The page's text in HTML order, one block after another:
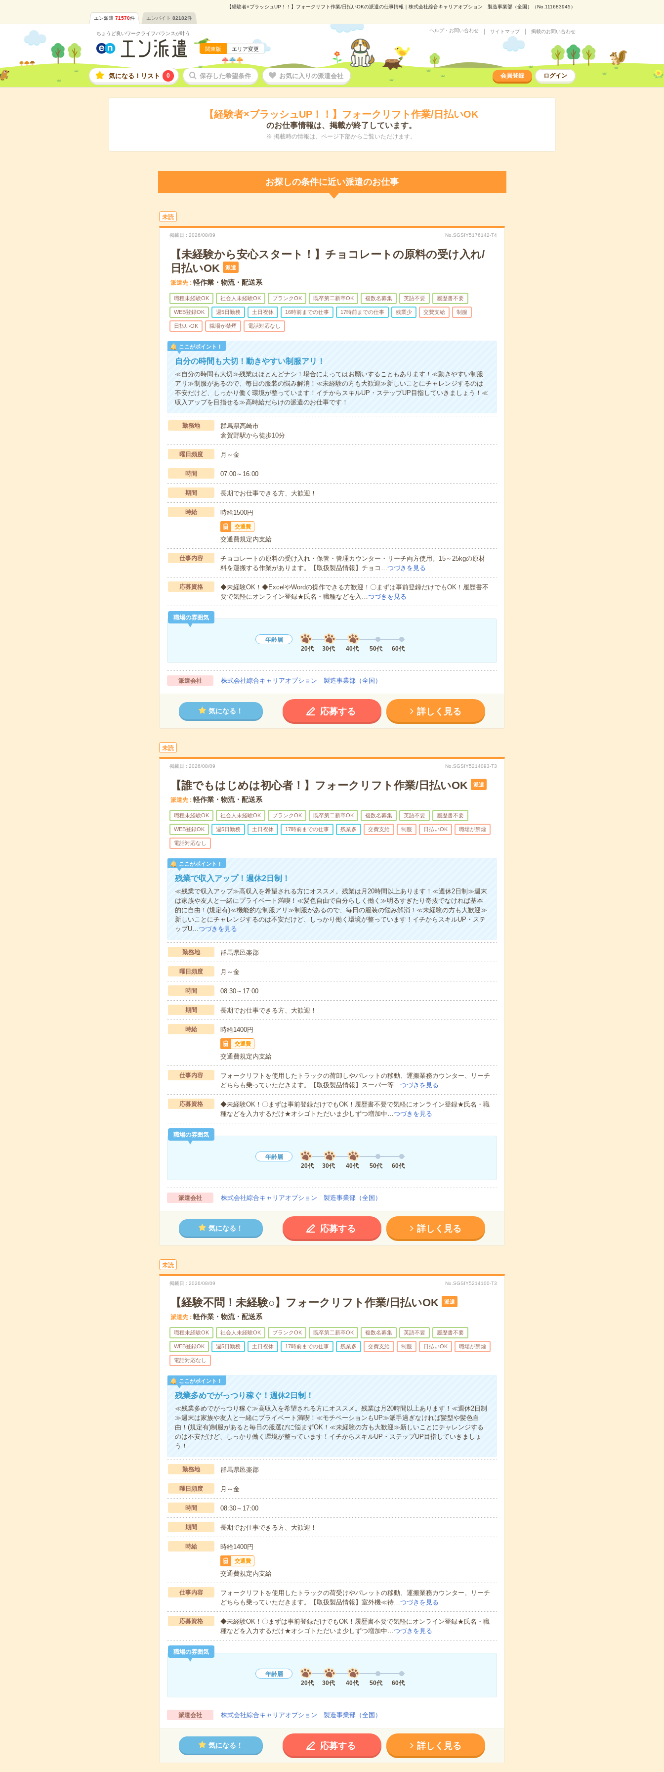
【経験者×ブラッシュUP！！】フォークリフト作業/日払いOKの派遣の仕事情報｜株式会社綜合キャリアオプション 製造事業部（全国）（No.111683945）
エン派遣 71570件 エンバイト 82182件
ちょうど良いワークライフバランスが叶う
関東版 エリア変更
ヘルプ・お問い合わせ サイトマップ 掲載のお問い合わせ
気になる！リスト 0 保存した希望条件 お気に入りの派遣会社 会員登録 ログイン
【経験者×ブラッシュUP！！】フォークリフト作業/日払いOK
のお仕事情報は、掲載が終了しています。
※ 掲載時の情報は、ページ下部からご覧いただけます。
お探しの条件に近い派遣のお仕事
未読
掲載日 2026/08/09 No.SGSIY5176142-T4
【未経験から安心スタート！】チョコレートの原料の受け入れ/
日払いOK
派遣
派遣先 軽作業・物流・配送系
職種未経験OK 社会人未経験OK ブランクOK 既卒第二新卒OK 複数名募集 英語不要 履歴書不要
WEB登録OK 週5日勤務 土日祝休 16時前までの仕事 17時前までの仕事 残業少 交費支給 制服
日払いOK 職場が禁煙 電話対応なし
ここがポイント！
自分の時間も大切！動きやすい制服アリ！
≪自分の時間も大切≫残業はほとんどナシ！場合によってはお願いすることもあります！≪動きやすい制服
アリ≫制服があるので、毎日の服装の悩み解消！≪未経験の方も大歓迎≫新しいことにチャレンジするのは
不安だけど、しっかり働く環境が整っています！イチからスキルUP・ステップUP目指していきましょう！≪
収入アップを目指せる≫高時給だらけの派遣のお仕事です！
勤務地
群馬県高崎市
倉賀野駅から徒歩10分
曜日頻度 月～金
時間 07:00～16:00
期間 長期でお仕事できる方、大歓迎！
時給 時給1500円
交通費
交通費規定内支給
仕事内容
チョコレートの原料の受け入れ・保管・管理カウンター・リーチ両方使用。15～25kgの原材
料を運搬する作業があります。【取扱製品情報】チョコ…つづきを見る
応募資格
◆未経験OK！◆ExcelやWordの操作できる方歓迎！〇まずは事前登録だけでもOK！履歴書不
要で気軽にオンライン登録★氏名・職種などを入…つづきを見る
職場の雰囲気
年齢層
20代
30代 40代 50代 60代
派遣会社 株式会社綜合キャリアオプション 製造事業部（全国）
気になる！ 応募する 詳しく見る
未読
掲載日 2026/08/09 No.SGSIY5214093-T3
【誰でもはじめは初心者！】フォークリフト作業/日払いOK 派遣
派遣先 軽作業・物流・配送系
職種未経験OK 社会人未経験OK ブランクOK 既卒第二新卒OK 複数名募集 英語不要 履歴書不要
WEB登録OK 週5日勤務 土日祝休 17時前までの仕事 残業多 交費支給 制服 日払いOK 職場が禁煙
電話対応なし
ここがポイント！
残業で収入アップ！週休2日制！
≪残業で収入アップ≫高収入を希望される方にオススメ。残業は月20時間以上あります！≪週休2日制≫週末
は家族や友人と一緒にプライベート満喫！≪髪色自由で自分らしく働く≫明るすぎたり奇抜でなければ基本
的に自由！(規定有)≪機能的な制服アリ≫制服があるので、毎日の服装の悩み解消！≪未経験の方も大歓迎≫
新しいことにチャレンジするのは不安だけど、しっかり働く環境が整っています！イチからスキルUP・ステ
ップU…つづきを見る
勤務地 群馬県邑楽郡
曜日頻度 月～金
時間 08:30～17:00
期間 長期でお仕事できる方、大歓迎！
時給 時給1400円
交通費
交通費規定内支給
仕事内容
フォークリフトを使用したトラックの荷卸しやパレットの移動、運搬業務カウンター、リーチ
どちらも乗っていただきます。【取扱製品情報】スーパー等…つづきを見る
応募資格
◆未経験OK！〇まずは事前登録だけでもOK！履歴書不要で気軽にオンライン登録★氏名・職
種などを入力するだけ★オシゴトただいま少しずつ増加中…つづきを見る
職場の雰囲気
年齢層
20代
30代 40代 50代 60代
派遣会社 株式会社綜合キャリアオプション 製造事業部（全国）
気になる！ 応募する 詳しく見る
未読
掲載日 2026/08/09 No.SGSIY5214100-T3
【経験不問！未経験○】フォークリフト作業/日払いOK 派遣
派遣先 軽作業・物流・配送系
職種未経験OK 社会人未経験OK ブランクOK 既卒第二新卒OK 複数名募集 英語不要 履歴書不要
WEB登録OK 週5日勤務 土日祝休 17時前までの仕事 残業多 交費支給 制服 日払いOK 職場が禁煙
電話対応なし
ここがポイント！
残業多めでがっつり稼ぐ！週休2日制！
≪残業多めでがっつり稼ぐ≫高収入を希望される方にオススメ。残業は月20時間以上あります！≪週休2日制
≫週末は家族や友人と一緒にプライベート満喫！≪モチベーションもUP≫派手過ぎなければ髪型や髪色自
由！(規定有)制服があると毎日の服選びに悩まずOK！≪未経験の方も大歓迎≫新しいことにチャレンジする
のは不安だけど、しっかり働く環境が整っています！イチからスキルUP・ステップUP目指していきましょ
う！
勤務地 群馬県邑楽郡
曜日頻度 月～金
時間 08:30～17:00
期間 長期でお仕事できる方、大歓迎！
時給 時給1400円
交通費
交通費規定内支給
仕事内容
フォークリフトを使用したトラックの荷受けやパレットの移動、運搬業務カウンター、リーチ
どちらも乗っていただきます。【取扱製品情報】室外機≪待…つづきを見る
応募資格
◆未経験OK！〇まずは事前登録だけでもOK！履歴書不要で気軽にオンライン登録★氏名・職
種などを入力するだけ★オシゴトただいま少しずつ増加中…つづきを見る
職場の雰囲気
年齢層
20代
30代 40代 50代 60代
派遣会社 株式会社綜合キャリアオプション 製造事業部（全国）
気になる！ 応募する 詳しく見る